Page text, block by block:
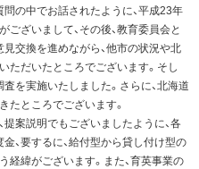
の中でお話されたように、平成23年
ざいまして、その後、教育委員会と
交換を進めながら、他市の状況や北
ただいたところでございます。そし
を実施いたしました。さらに、北海道
たところでございます。
案説明でもございましたように、各
、要するに、給付型から貸し付け型の
緯がございます。また、育英事業の